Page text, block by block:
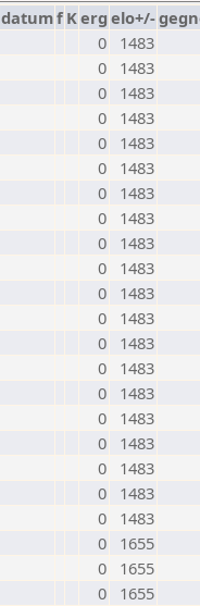
datumf Kerg elo+/-
0
1483
0
1483
0
1483
0
1483
0
1483
0
1483
0
1483
0
1483
0
1483
0
1483
0
1483
0
1483
0
1483
0
1483
0
1483
0
1483
0
1483
0
1483
0
1483
0
1483
0
1655
0
1655
0
1655